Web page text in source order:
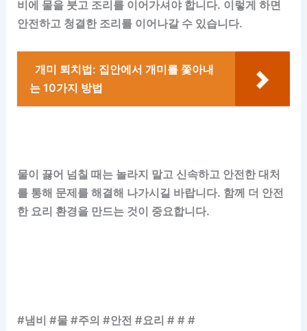
비에 물을 붓고 조리를 이어가셔야 합니다. 이렇게 하면
안전하고 청결한 조리를 이어나갈 수 있습니다.
개미 퇴치법: 집안에서 개미를 쫓아내
는 10가지 방법
물이 끓어 넘칠 때는 놀라지 말고 신속하고 안전한 대처
를 통해 문제를 해결해 나가시길 바랍니다. 함께 더 안전
한 요리 환경을 만드는 것이 중요합니다.
#냄비 #물 #주의 #안전 #요리 # # #